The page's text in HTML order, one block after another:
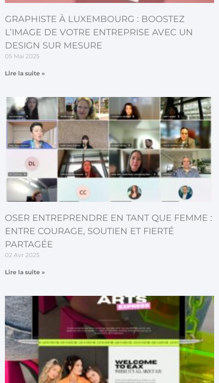
GRAPHISTE À LUXEMBOURG : BOOSTEZ
L’IMAGE DE VOTRE ENTREPRISE AVEC UN
DESIGN SUR MESURE
05 Mai 2025
Lire la suite »
OSER ENTREPRENDRE EN TANT QUE FEMME :
ENTRE COURAGE, SOUTIEN ET FIERTÉ
PARTAGÉE
02 Avr 2025
Lire la suite »